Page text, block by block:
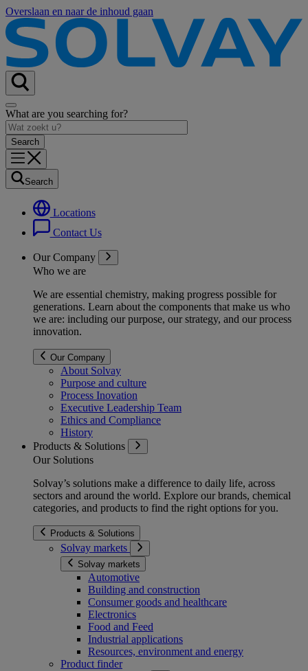
Overslaan en naar de inhoud gaan
What are you searching for?
Search
Locations
Contact Us
Our Company
Who we are
We are essential chemistry, making progress possible for
generations. Learn about the components that make us who
we are: including our purpose, our strategy, and our process
innovation.
Our Company
About Solvay
Purpose and culture
Process Inovation
Executive Leadership Team
Ethics and Compliance
History
Products & Solutions
Our Solutions
Solvay’s solutions make a difference to daily life, across
sectors and around the world. Explore our brands, chemical
categories, and products to find the right options for you.
Products & Solutions
Solvay markets
Solvay markets
Automotive
Building and construction
Consumer goods and healthcare
Electronics
Food and Feed
Industrial applications
Resources, environment and energy
Product finder